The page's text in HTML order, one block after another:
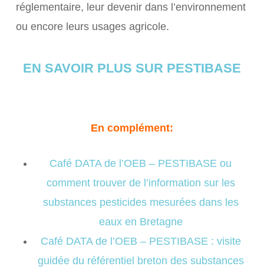
réglementaire, leur devenir dans l’environnement
ou encore leurs usages agricole.
EN SAVOIR PLUS SUR PESTIBASE
En complément:
Café DATA de l’OEB – PESTIBASE ou
comment trouver de l’information sur les
substances pesticides mesurées dans les
eaux en Bretagne
Café DATA de l’OEB – PESTIBASE : visite
guidée du référentiel breton des substances